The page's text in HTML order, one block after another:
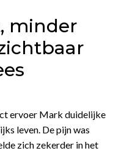
minder
ervoer Mark duidelijke
leven. De pijn was
zich zekerder in het